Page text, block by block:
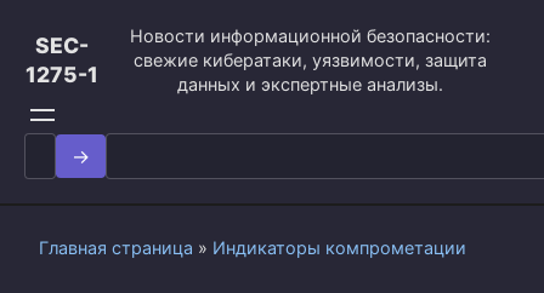
контенту
SEC-
1275-1
Новости информационной безопасности:
свежие кибератаки, уязвимости, защита
данных и экспертные анализы.
Search
for:
Главная страница » Индикаторы компрометации